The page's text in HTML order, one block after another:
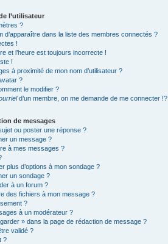
l’utilisateur
?
d’apparaître dans la liste des membres connectés ?
!
et l’heure est toujours incorrecte !
!
à proximité de mon nom d’utilisateur ?
?
le modifier ?
d’un membre, on me demande de me connecter !?
de messages
ou poster une réponse ?
un message ?
à mes messages ?
plus d’options à mon sondage ?
un sondage ?
à un forum ?
des fichiers à mon message ?
?
à un modérateur ?
» dans la page de rédaction de message ?
validé ?
?